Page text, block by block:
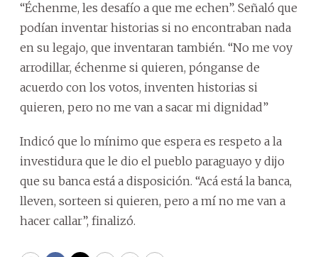
“Échenme, les desafío a que me echen”. Señaló que
podían inventar historias si no encontraban nada
en su legajo, que inventaran también. “No me voy
arrodillar, échenme si quieren, pónganse de
acuerdo con los votos, inventen historias si
quieren, pero no me van a sacar mi dignidad”
Indicó que lo mínimo que espera es respeto a la
investidura que le dio el pueblo paraguayo y dijo
que su banca está a disposición. “Acá está la banca,
lleven, sorteen si quieren, pero a mí no me van a
hacer callar”, finalizó.